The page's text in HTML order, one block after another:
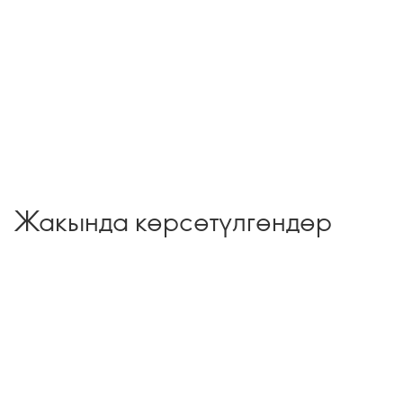
Жакында көрсөтүлгөндөр